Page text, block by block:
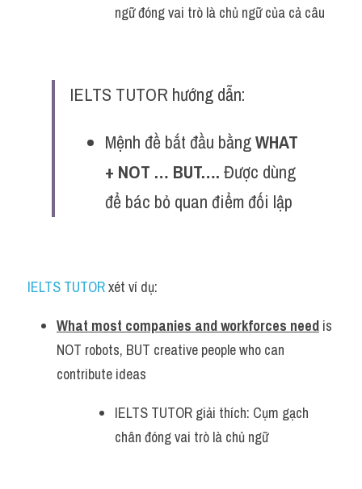
ngữ đóng vai trò là chủ ngữ của cả câu
IELTS TUTOR hướng dẫn:
Mệnh đề bắt đầu bằng WHAT
+ NOT … BUT…. Được dùng
để bác bỏ quan điểm đối lập
IELTS TUTOR xét ví dụ:
What most companies and workforces need is
NOT robots, BUT creative people who can
contribute ideas
IELTS TUTOR giải thích: Cụm gạch
chân đóng vai trò là chủ ngữ